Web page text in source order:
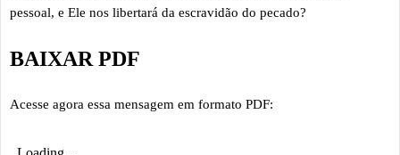
pessoal, e Ele nos libertará da escravidão do pecado?
BAIXAR PDF
Acesse agora essa mensagem em formato PDF: